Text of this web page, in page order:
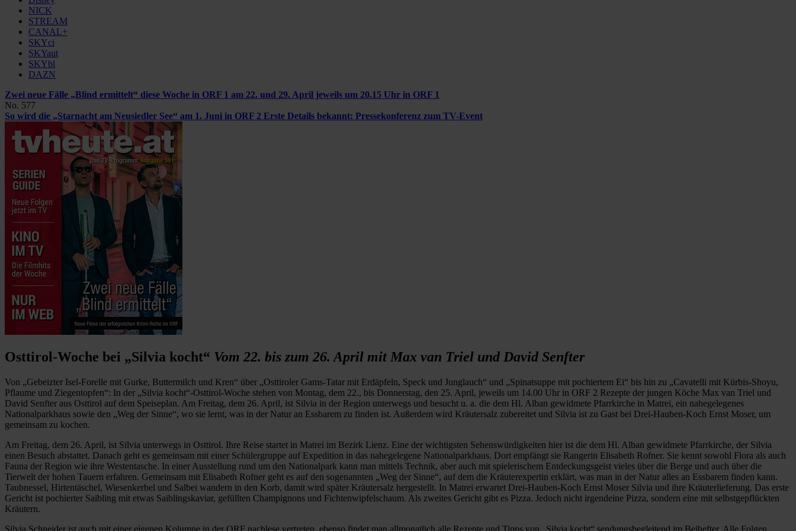
NICK
STREAM
CANAL+
SKYci
SKYaut
SKYbl
DAZN
Zwei neue Fälle „Blind ermittelt“ diese Woche in ORF 1 am 22. und 29. April jeweils um 20.15 Uhr in ORF 1
No. 577
So wird die „Starnacht am Neusiedler See“ am 1. Juni in ORF 2 Erste Details bekannt: Pressekonferenz zum TV-Event
Osttirol-Woche bei „Silvia kocht“ Vom 22. bis zum 26. April mit Max van Triel und David Senfter
Von „Gebeizter Isel-Forelle mit Gurke, Buttermilch und Kren“ über „Osttiroler Gams-Tatar mit Erdäpfeln, Speck und Junglauch“ und „Spinatsuppe mit pochiertem Ei“ bis hin zu „Cavatelli mit Kürbis-Shoyu,
Pflaume und Ziegentopfen“: In der „Silvia kocht“-Osttirol-Woche stehen von Montag, dem 22., bis Donnerstag, den 25. April, jeweils um 14.00 Uhr in ORF 2 Rezepte der jungen Köche Max van Triel und
David Senfter aus Osttirol auf dem Speiseplan. Am Freitag, dem 26. April, ist Silvia in der Region unterwegs und besucht u. a. die dem Hl. Alban gewidmete Pfarrkirche in Matrei, ein nahegelegenes
Nationalparkhaus sowie den „Weg der Sinne“, wo sie lernt, was in der Natur an Essbarem zu finden ist. Außerdem wird Kräutersalz zubereitet und Silvia ist zu Gast bei Drei-Hauben-Koch Ernst Moser, um
gemeinsam zu kochen.
Am Freitag, dem 26. April, ist Silvia unterwegs in Osttirol. Ihre Reise startet in Matrei im Bezirk Lienz. Eine der wichtigsten Sehenswürdigkeiten hier ist die dem Hl. Alban gewidmete Pfarrkirche, der Silvia
einen Besuch abstattet. Danach geht es gemeinsam mit einer Schülergruppe auf Expedition in das nahegelegene Nationalparkhaus. Dort empfängt sie Rangerin Elisabeth Rofner. Sie kennt sowohl Flora als auch
Fauna der Region wie ihre Westentasche. In einer Ausstellung rund um den Nationalpark kann man mittels Technik, aber auch mit spielerischem Entdeckungsgeist vieles über die Berge und auch über die
Tierwelt der hohen Tauern erfahren. Gemeinsam mit Elisabeth Rofner geht es auf den sogenannten „Weg der Sinne“, auf dem die Kräuterexpertin erklärt, was man in der Natur alles an Essbarem finden kann.
Taubnessel, Hirtentäschel, Wiesenkerbel und Salbei wandern in den Korb, damit wird später Kräutersalz hergestellt. In Matrei erwartet Drei-Hauben-Koch Ernst Moser Silvia und ihre Kräuterlieferung. Das erste
Gericht ist pochierter Saibling mit etwas Saiblingskaviar, gefüllten Champignons und Fichtenwipfelschaum. Als zweites Gericht gibt es Pizza. Jedoch nicht irgendeine Pizza, sondern eine mit selbstgepflückten
Kräutern.
Silvia Schneider ist auch mit einer eigenen Kolumne in der ORF nachlese vertreten, ebenso findet man allmonatlich alle Rezepte und Tipps von „Silvia kocht“ sendungsbegleitend im Beihefter. Alle Folgen